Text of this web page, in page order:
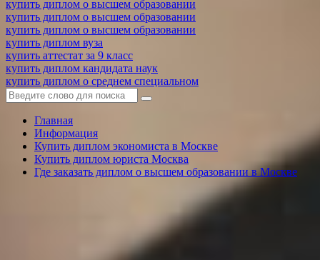
купить диплом о высшем образовании
купить диплом о высшем образовании
купить диплом о высшем образовании
купить диплом вуза
купить аттестат за 9 класс
купить диплом кандидата наук
купить диплом о среднем специальном
Главная
Информация
Купить диплом экономиста в Москве
Купить диплом юриста Москва
Где заказать диплом о высшем образовании в Москве